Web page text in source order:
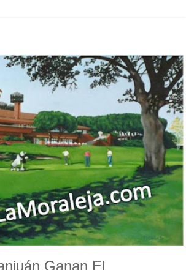
Ganan El